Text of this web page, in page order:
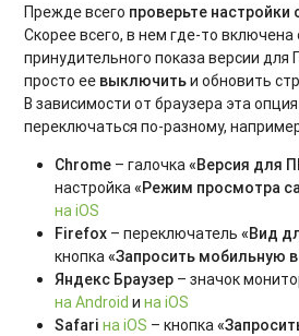
Прежде всего проверьте настройки
Скорее всего, в нем где-то включена
принудительного показа версии для
просто ее выключитьи обновить
В зависимости от браузера эта
переключаться по-разному,
Chrome – галочка«Версия для
настройка«Режим просмотра
на iOS
Firefox – переключатель«Вид
кнопка«Запросить мобильную
Яндекс Браузер – значок
на Android ина iOS
Safari на iOS – кнопка